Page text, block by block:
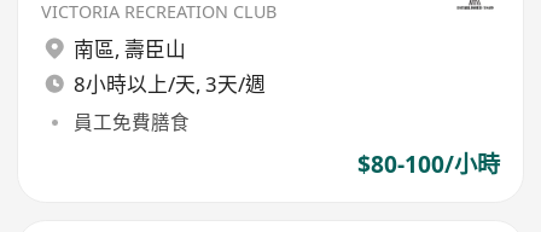
VICTORIA RECREATION CLUB
南區, 壽臣山
8小時以上/天, 3天/週
員工免費膳食
$80-100/小時